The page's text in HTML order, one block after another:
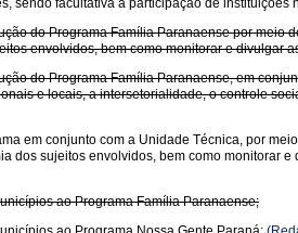
sendo facultativa a participação de
do Programa Família Paranaense por
envolvidos, bem como monitorar e divulgar
do Programa Família Paranaense, em
e locais, a intersetorialidade, o controle
em conjunto com a Unidade Técnica, por
dos sujeitos envolvidos, bem como
ao Programa Família Paranaense;